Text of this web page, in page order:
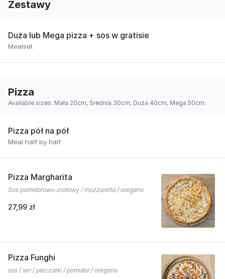
Zestawy
Duża lub Mega pizza + sos w gratisie
Mealset
Pizza
Available sizes: Mała 20cm, Średnia 30cm, Duża 40cm, Mega 50cm.
Pizza pół na pół
Meal half by half
Pizza Margharita
Sos pomidorowo-ziołowy / mozzarella / oregano
27,99 zł
Pizza Funghi
sos / ser / pieczarki / pomidor / oregano